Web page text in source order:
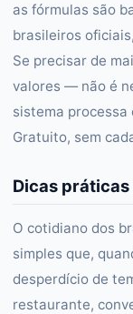
as fórmulas são
brasileiros
Se precisar de
valores — não é
sistema
Gratuito, sem
Dicas
O cotidiano dos
simples que,
desperdício de
restaurante,